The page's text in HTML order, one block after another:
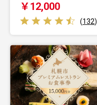
￥12,000
(132)